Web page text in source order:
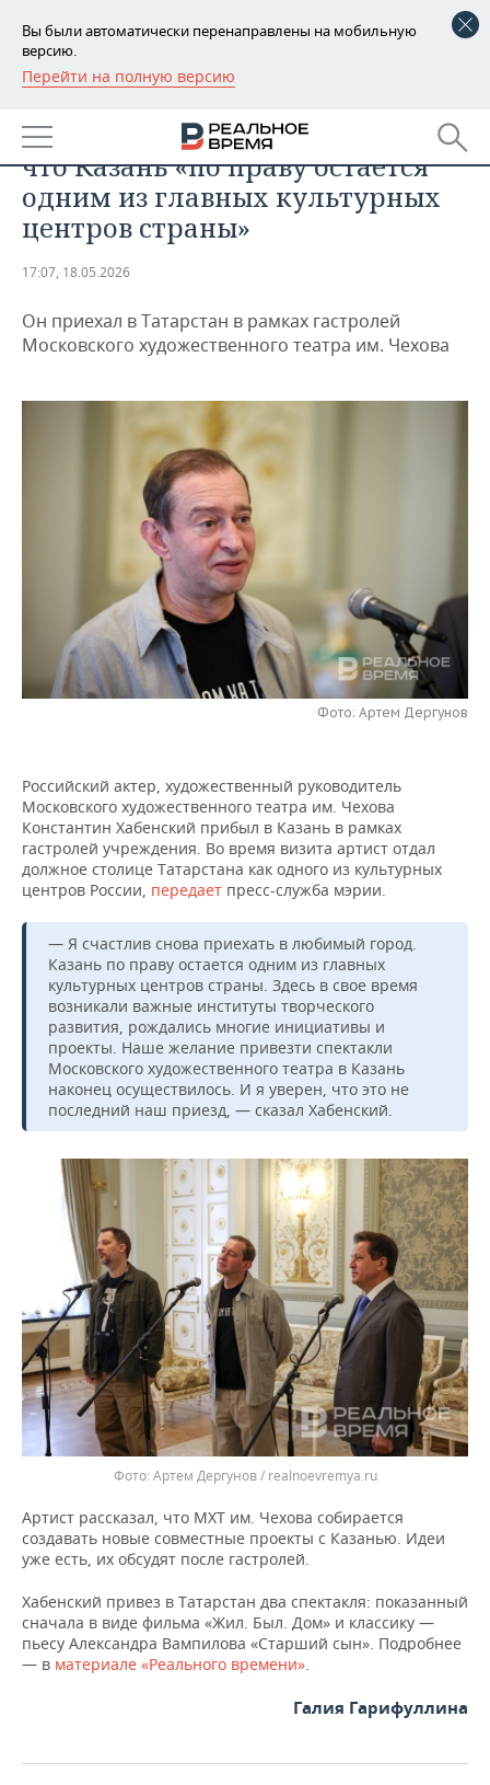
Вы были автоматически перенаправлены на мобильную
версию.
Перейти на полную версию
РЕГИОНЫ
БАШКОРТОСТАН
ТАТАРСТАН
УДМУРТИЯ
НОВОСТИ
АНАЛИТИКА
НОВОСТИ АНАЛИТИКИ
ДЕКЛАРАЦИИ О ДОХОДАХ
КОРОЛИ ГОСЗАКАЗА ПФО
КОМУ ПРИНАДЛЕЖАТ
ТОРГОВЫЕ ЦЕНТРЫ
ЭКОНОМИКА
НОВОСТИ ЭКОНОМИКИ
ФИНАНСЫ
ПРОМЫШЛЕННОСТЬ
НОВОСТИ
ПРОМЫШЛЕННОСТИ
АГРОПРОМ
МАШИНОСТРОЕНИЕ
НЕФТЕХИМИЯ
ЭНЕРГЕТИКА
НЕДВИЖИМОСТЬ
НОВОСТИ АВТО
НОВОСТИ БИЗНЕСА
РОЗНИЧНАЯ ТОРГОВЛЯ
ТРАНСПОРТ
УСЛУГИ
НОВОСТИ ТЕХНОЛОГИЙ
МЕДИА
ТЕЛЕКОММУНИКАЦИИ
МЕРОПРИЯТИЯ
НОВОСТИ МЕРОПРИЯТИЙ
ВЫЕЗДНАЯ РЕДАКЦИЯ
БИЗНЕС-БРАНЧИ
ОТКРЫТАЯ ЛЕКЦИЯ
НОВОСТИ СПОРТА
ФУТБОЛ
БАСКЕТБОЛ
ВОЛЕЙБОЛ
КИБЕРСПОРТ
ФИГУРНОЕ КАТАНИЕ
ВОДНЫЕ ВИДЫ СПОРТА
ХОККЕЙ С МЯЧОМ
ОБЩЕСТВО
НОВОСТИ ОБЩЕСТВА
ИНФРАСТРУКТУРА
ИСТОРИЯ
КУЛЬТУРА
МЕДИЦИНА
ОБРАЗОВАНИЕ
ПРОИСШЕСТВИЯ
ФОТОГАЛЕРЕЯ
СПРАВОЧНИК
СПИСОК ПЕРСОН
СПИСОК КОМПАНИЙ
ПОЛНАЯ ВЕРСИЯ
Константин Хабенский заявил,
что Казань «по праву остается
одним из главных культурных
центров страны»
17:07, 18.05.2026
Он приехал в Татарстан в рамках гастролей
Московского художественного театра им. Чехова
Фото: Артем Дергунов
Российский актер, художественный руководитель
Московского художественного театра им. Чехова
Константин Хабенский прибыл в Казань в рамках
гастролей учреждения. Во время визита артист отдал
должное столице Татарстана как одного из культурных
центров России, передает пресс-служба мэрии.
— Я счастлив снова приехать в любимый город.
Казань по праву остается одним из главных
культурных центров страны. Здесь в свое время
возникали важные институты творческого
развития, рождались многие инициативы и
проекты. Наше желание привезти спектакли
Московского художественного театра в Казань
наконец осуществилось. И я уверен, что это не
последний наш приезд, — сказал Хабенский.
Артем Дергунов / realnoevremya.ru
Артист рассказал, что МХТ им. Чехова собирается
создавать новые совместные проекты с Казанью. Идеи
уже есть, их обсудят после гастролей.
Хабенский привез в Татарстан два спектакля: показанный
сначала в виде фильма «Жил. Был. Дом» и классику —
пьесу Александра Вампилова «Старший сын». Подробнее
— в материале «Реального времени».
Галия Гарифуллина